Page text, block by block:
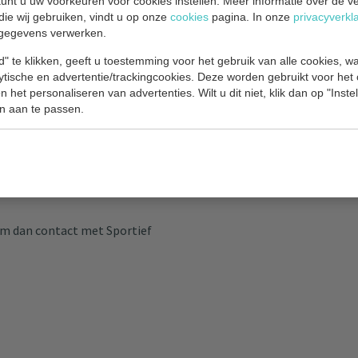
wij gebruiken, vindt u op onze cookies pagina. In onze
verwerken.
te klikken, geeft u toestemming voor het gebruik van alle cookies,
en advertentie/trackingcookies. Deze worden gebruikt voor het
het personaliseren van advertenties. Wilt u dit niet, klik dan op
aan te passen.
bij de organisatie. In dit boekje
geeft recht op een korting
uit meer dan 10 personen,
drinken.
via
eerste 50 boekjes zijn gratis,
te verkrijgen, ook dan kosten
uur de boekjes ophalen en
zal aanwezig zijn bij HIT
dan contact met Sportief